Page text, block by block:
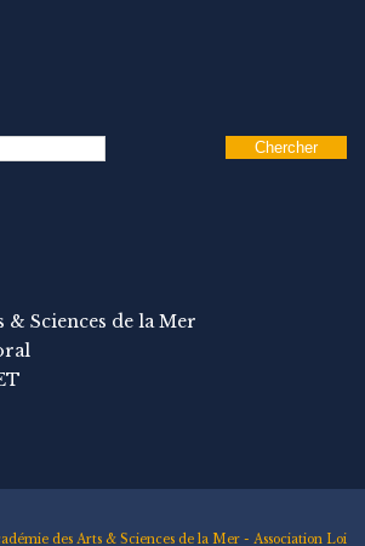
& Sciences de la Mer
des Arts & Sciences de la Mer - Association Loi